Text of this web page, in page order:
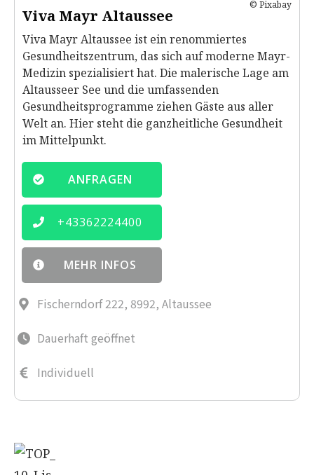
© Pixabay
Viva Mayr Altaussee
Viva Mayr Altaussee ist ein renommiertes
Gesundheitszentrum, das sich auf moderne Mayr-
Medizin spezialisiert hat. Die malerische Lage am
Altausseer See und die umfassenden
Gesundheitsprogramme ziehen Gäste aus aller
Welt an. Hier steht die ganzheitliche Gesundheit
im Mittelpunkt.
ANFRAGEN
+43362224400
MEHR INFOS
Fischerndorf 222, 8992, Altaussee
Dauerhaft geöffnet
Individuell